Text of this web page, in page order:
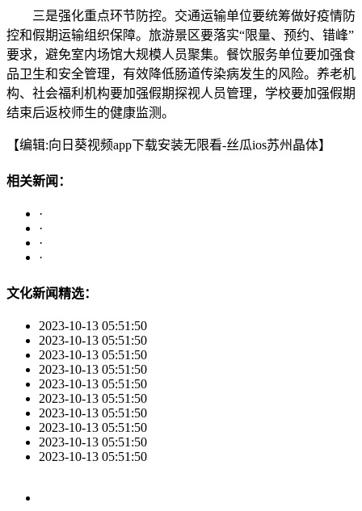
三是强化重点环节防控。交通运输单位要统筹做好疫情防
控和假期运输组织保障。旅游景区要落实“限量、预约、错峰”
要求，避免室内场馆大规模人员聚集。餐饮服务单位要加强食
品卫生和安全管理，有效降低肠道传染病发生的风险。养老机
构、社会福利机构要加强假期探视人员管理，学校要加强假期
结束后返校师生的健康监测。
【编辑:向日葵视频app下载安装无限看-丝瓜ios苏州晶体】
相关新闻：
·
·
·
·
文化新闻精选：
2023-10-13 05:51:50
2023-10-13 05:51:50
2023-10-13 05:51:50
2023-10-13 05:51:50
2023-10-13 05:51:50
2023-10-13 05:51:50
2023-10-13 05:51:50
2023-10-13 05:51:50
2023-10-13 05:51:50
2023-10-13 05:51:50